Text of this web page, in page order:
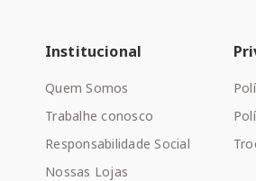
Institucional
Quem Somos
Trabalhe conosco
Responsabilidade Social
Nossas Lojas